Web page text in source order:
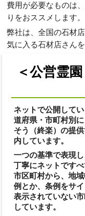
費用が必要なものは
りをおススメします。
弊社は、全国の石材
気に入る石材店さん
＜公営霊
ネットで公開して
道府県・市町村別
そう（終楽）の提
内しています。
一つの基準で表現
丁寧にネットです
市区町村から、地
例とか、条例をサ
表示されていない
しています。